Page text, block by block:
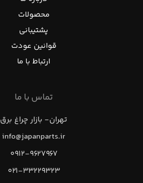
محصولات
پشتیبانی
قوانین عودت
ارتباط با ما
تماس با ما
تهران- بازار چراغ برق
info@japanparts.ir
۰۹۱۲-۹۶۲۷۹۶۷
۰۲۱-۳۳۲۲۹۳۲۳